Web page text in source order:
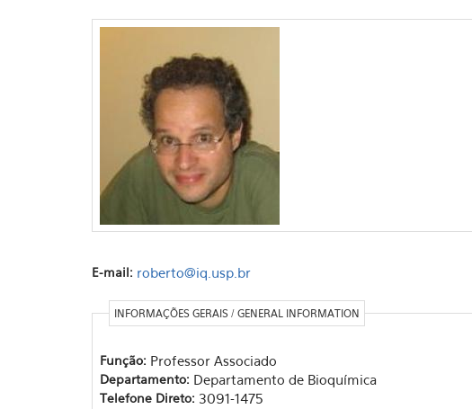
E-mail: roberto@iq.usp.br
INFORMAÇÕES GERAIS / GENERAL INFORMATION
Função: Professor Associado
Departamento: Departamento de Bioquímica
Telefone Direto: 3091-1475